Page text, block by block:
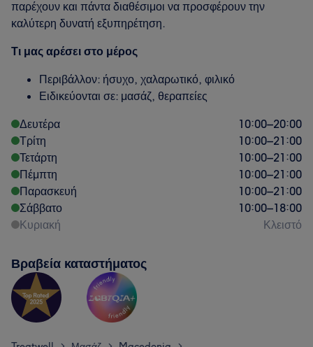
παρέχουν και πάντα διαθέσιμοι να προσφέρουν την
καλύτερη δυνατή εξυπηρέτηση.
Τι μας αρέσει στο μέρος
Περιβάλλον: ήσυχο, χαλαρωτικό, φιλικό
Ειδικεύονται σε: μασάζ, θεραπείες
Δευτέρα
10:00–20:00
Τρίτη
10:00–21:00
Τετάρτη
10:00–21:00
Πέμπτη
10:00–21:00
Παρασκευή
10:00–21:00
Σάββατο
10:00–18:00
Κυριακή
Κλειστό
Βραβεία καταστήματος